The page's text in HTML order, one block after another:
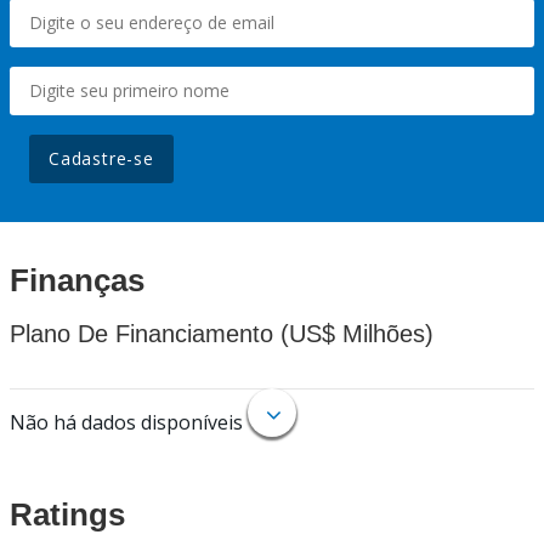
Cadastre-se
Finanças
Plano De Financiamento (US$ Milhões)
Não há dados disponíveis
Ratings